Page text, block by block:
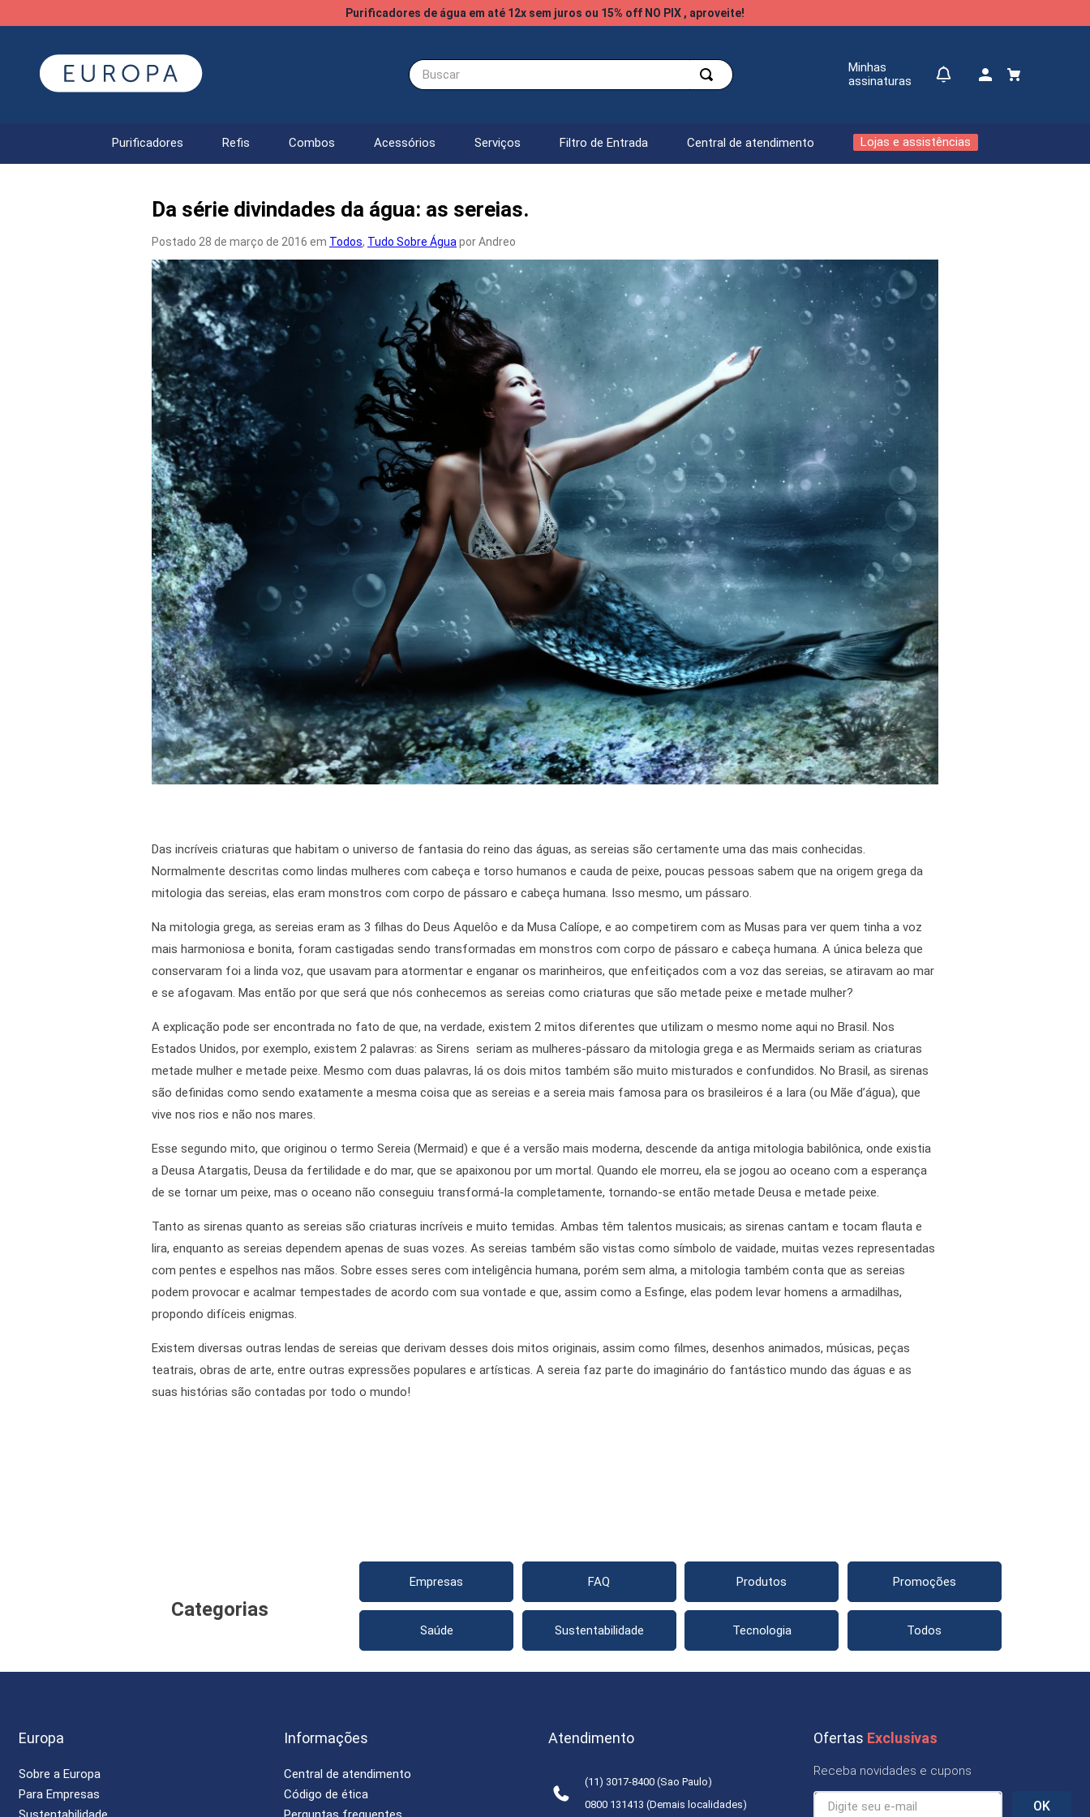
Purificadores de água em até 12x sem juros ou 15% off NO PIX , aproveite!
Buscar
Minhas
assinaturas
Purificadores Refis Combos Acessórios Serviços Filtro de Entrada Central de atendimento Lojas e assistências
Da série divindades da água: as sereias.
Postado 28 de março de 2016 em Todos, Tudo Sobre Água por Andreo
Das incríveis criaturas que habitam o universo de fantasia do reino das águas, as sereias são certamente uma das mais conhecidas.
Normalmente descritas como lindas mulheres com cabeça e torso humanos e cauda de peixe, poucas pessoas sabem que na origem grega da
mitologia das sereias, elas eram monstros com corpo de pássaro e cabeça humana. Isso mesmo, um pássaro.
Na mitologia grega, as sereias eram as 3 filhas do Deus Aquelôo e da Musa Calíope, e ao competirem com as Musas para ver quem tinha a voz
mais harmoniosa e bonita, foram castigadas sendo transformadas em monstros com corpo de pássaro e cabeça humana. A única beleza que
conservaram foi a linda voz, que usavam para atormentar e enganar os marinheiros, que enfeitiçados com a voz das sereias, se atiravam ao mar
e se afogavam. Mas então por que será que nós conhecemos as sereias como criaturas que são metade peixe e metade mulher?
A explicação pode ser encontrada no fato de que, na verdade, existem 2 mitos diferentes que utilizam o mesmo nome aqui no Brasil. Nos
Estados Unidos, por exemplo, existem 2 palavras: as Sirens seriam as mulheres-pássaro da mitologia grega e as Mermaids seriam as criaturas
metade mulher e metade peixe. Mesmo com duas palavras, lá os dois mitos também são muito misturados e confundidos. No Brasil, as sirenas
são definidas como sendo exatamente a mesma coisa que as sereias e a sereia mais famosa para os brasileiros é a Iara (ou Mãe d’água), que
vive nos rios e não nos mares.
Esse segundo mito, que originou o termo Sereia (Mermaid) e que é a versão mais moderna, descende da antiga mitologia babilônica, onde existia
a Deusa Atargatis, Deusa da fertilidade e do mar, que se apaixonou por um mortal. Quando ele morreu, ela se jogou ao oceano com a esperança
de se tornar um peixe, mas o oceano não conseguiu transformá-la completamente, tornando-se então metade Deusa e metade peixe.
Tanto as sirenas quanto as sereias são criaturas incríveis e muito temidas. Ambas têm talentos musicais; as sirenas cantam e tocam flauta e
lira, enquanto as sereias dependem apenas de suas vozes. As sereias também são vistas como símbolo de vaidade, muitas vezes representadas
com pentes e espelhos nas mãos. Sobre esses seres com inteligência humana, porém sem alma, a mitologia também conta que as sereias
podem provocar e acalmar tempestades de acordo com sua vontade e que, assim como a Esfinge, elas podem levar homens a armadilhas,
propondo difíceis enigmas.
Existem diversas outras lendas de sereias que derivam desses dois mitos originais, assim como filmes, desenhos animados, músicas, peças
teatrais, obras de arte, entre outras expressões populares e artísticas. A sereia faz parte do imaginário do fantástico mundo das águas e as
suas histórias são contadas por todo o mundo!
Categorias
Empresas FAQ Produtos Promoções
Saúde Sustentabilidade Tecnologia Todos
Europa
Sobre a Europa
Para Empresas
Informações
Central de atendimento
Código de ética
Atendimento
(11) 3017-8400 (Sao Paulo)
0800 131413 (Demais localidades)
Ofertas Exclusivas
Receba novidades e cupons
OK